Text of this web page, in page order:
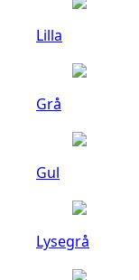
Lilla
Grå
Gul
Lysegrå